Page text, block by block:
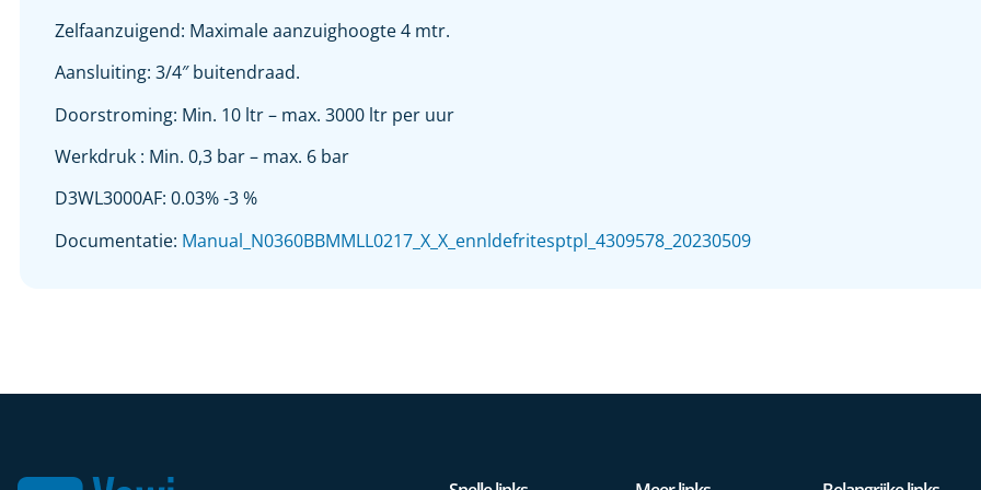
Zelfaanzuigend: Maximale aanzuighoogte 4 mtr.
Aansluiting: 3/4″ buitendraad.
Doorstroming: Min. 10 ltr – max. 3000 ltr per uur
Werkdruk : Min. 0,3 bar – max. 6 bar
D3WL3000AF: 0.03% -3 %
Documentatie: Manual_N0360BBMMLL0217_X_X_ennldefritesptpl_4309578_20230509